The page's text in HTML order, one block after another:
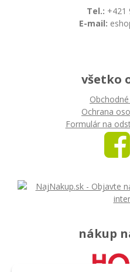
Tel.: +421
E-mail:
všetko
Ochrana
Formulár na
nákup